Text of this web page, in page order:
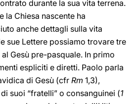
durante la sua vita terrena.
la Chiesa nascente ha
anche dettagli sulla vita
sue Lettere possiamo trovare tre
Gesù pre-pasquale. In primo
espliciti e diretti. Paolo parla
di Gesù (cfr Rm 1,3),
suoi “fratelli” o consanguinei (1